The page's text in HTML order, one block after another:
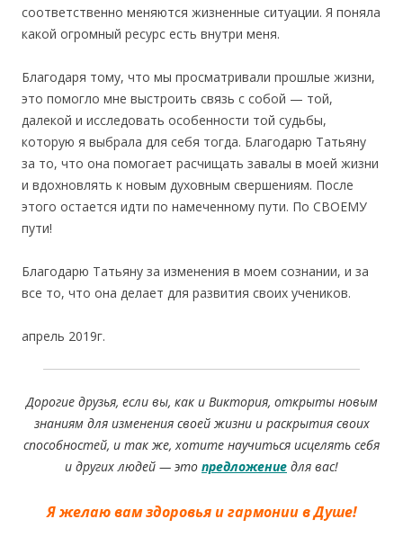
соответственно меняются жизненные ситуации. Я поняла
какой огромный ресурс есть внутри меня.
Благодаря тому, что мы просматривали прошлые жизни,
это помогло мне выстроить связь с собой — той,
далекой и исследовать особенности той судьбы,
которую я выбрала для себя тогда. Благодарю Татьяну
за то, что она помогает расчищать завалы в моей жизни
и вдохновлять к новым духовным свершениям. После
этого остается идти по намеченному пути. По СВОЕМУ
пути!
Благодарю Татьяну за изменения в моем сознании, и за
все то, что она делает для развития своих учеников.
апрель 2019г.
Дорогие друзья, если вы, как и Виктория, открыты новым
знаниям для изменения своей жизни и раскрытия своих
способностей, и так же, хотите научиться исцелять себя
и других людей — это предложение для вас!
Я желаю вам здоровья и гармонии в Душе!